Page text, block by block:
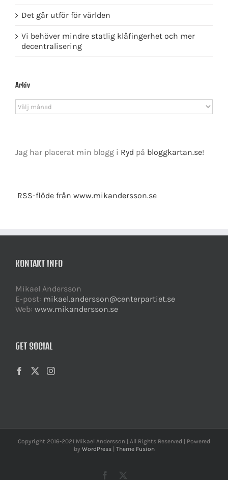
Det går utför för världen
Vi behöver mindre statlig klåfingerhet och mer
decentralisering
Arkiv
Arkiv
Jag har placerat min blogg i Ryd på bloggkartan.se!
RSS-flöde från www.mikandersson.se
KONTAKT INFO
Mikael Andersson
E-post: mikael.andersson@centerpartiet.se
Web: www.mikandersson.se
GET SOCIAL
Copyright 2016-2021 Mikael Andersson | All Rights Reserved | Powered
by WordPress| Theme Fusion
Facebook